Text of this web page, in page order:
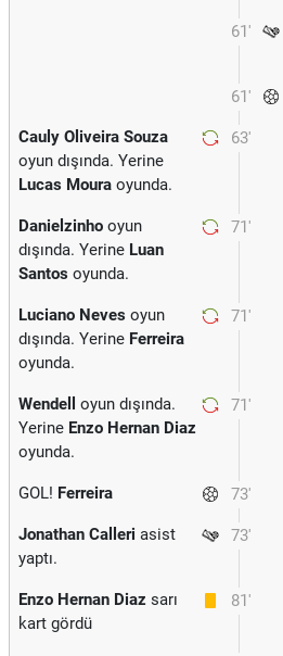
61'
61'
63'
Cauly Oliveira Souza
oyun dışında. Yerine
Lucas Moura oyunda.
71'
Danielzinho oyun
dışında. Yerine Luan
Santos oyunda.
71'
Luciano Neves oyun
dışında. Yerine Ferreira
oyunda.
71'
Wendell
oyun dışında.
Yerine Enzo Hernan Diaz
oyunda.
73'
GOL! Ferreira
73'
Jonathan Calleri asist
yaptı.
81'
Enzo Hernan Diaz sarı
kart gördü